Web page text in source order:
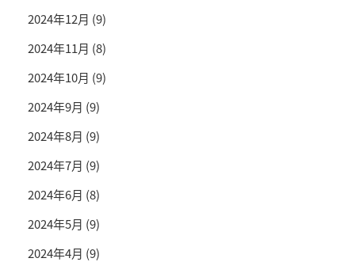
2024年12月 (9)
2024年11月 (8)
2024年10月 (9)
2024年9月 (9)
2024年8月 (9)
2024年7月 (9)
2024年6月 (8)
2024年5月 (9)
2024年4月 (9)